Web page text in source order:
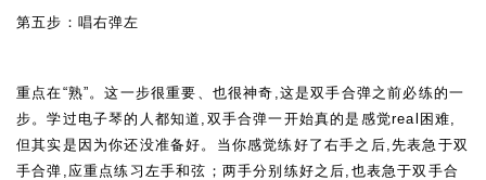
第五步：唱右弹左
重点在“熟”。这一步很重要、也很神奇,这是双手合弹之前必练的一
步。学过电子琴的人都知道,双手合弹一开始真的是感觉real 困难,
但其实是因为你还没准备好。当你感觉练好了右手之后,先表急于双
手合弹,应重点练习左手和弦；两手分别练好之后,也表急于双手合